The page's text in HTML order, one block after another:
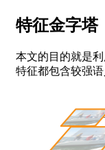
特征金字塔
本文的目的就是
特征都包含较强语